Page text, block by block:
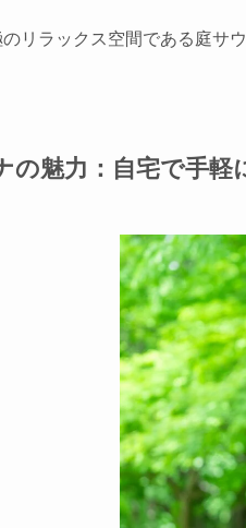
のリラックス空間である庭サ
の魅力：自宅で手軽